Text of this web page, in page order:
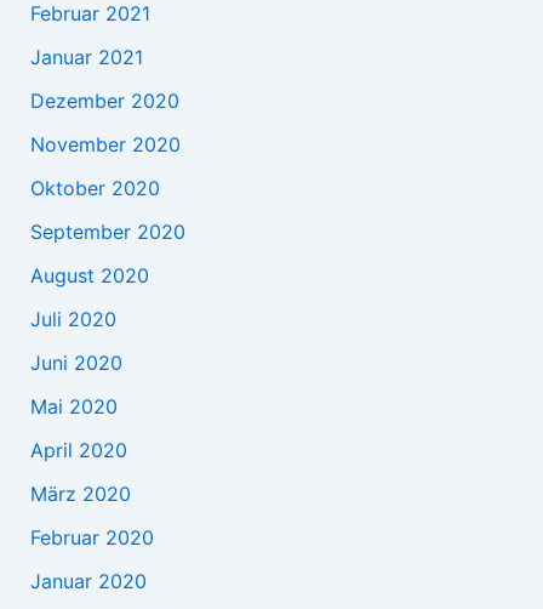
Februar 2021
Januar 2021
Dezember 2020
November 2020
Oktober 2020
September 2020
August 2020
Juli 2020
Juni 2020
Mai 2020
April 2020
März 2020
Februar 2020
Januar 2020